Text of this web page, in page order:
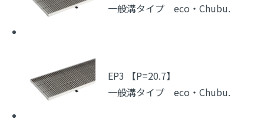
一般溝タイプ eco・Chubu.
EP3 【P=20.7】
一般溝タイプ eco・Chubu.